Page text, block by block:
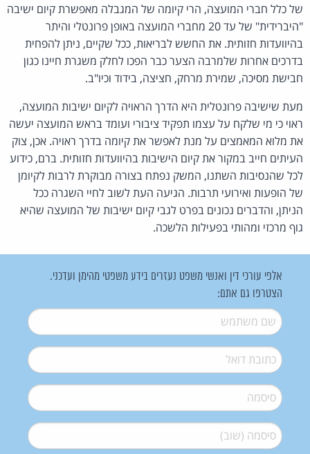
של כלל חברי המועצה, הרי קיומה של המגבלה מאפשרת קיום ישיבה
"היברידית" של עד 20 מחברי המועצה באופן פרונטלי והיתר
בהיוועדות חזותית. את החשש לבריאות, ככל שקיים, ניתן להפחית
בדרכים אחרות שלמרבה הצער כבר הפכו לחלק משגרת חיינו כגון
חבישת מסיכה, שמירת מרחק, חציצה, בידוד וכיו"ב.
מעת שישיבה פרונטלית היא הדרך הראויה לקיום ישיבות המועצה,
ראוי כי מי שלקח על עצמו תפקיד ציבורי ועומד בראש המועצה יעשה
את מלוא המאמצים על מנת לאפשר את קיומה בדרך ראויה. אכן, צוק
העיתים חייב במקור את קיום הישיבות בהיוועדות חזותית. ברם, כידוע
לכל שהנסיבות השתנו, המשק נפתח בצורה מבוקרת לרבות לקיומן
של הופעות ואירועי תרבות. הגיעה העת לשוב לחיי השגרה ככל
הניתן, והדברים נכונים בפרט לגבי קיום ישיבות של המועצה שהיא
גוף מרכזי ומהותי בפעילות הלשכה.
אלפי עורכי דין ואנשי משפט נעזרים בידע משפטי מהימן ועדכני.
הצטרפו גם אתם:
שם משתמש*
דואל*
סיסמה*
סיסמה (שוב)*